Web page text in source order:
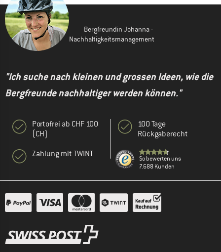
Bergfreundin Johanna -
Nachhaltigkeitsmanagement
"Ich suche nach kleinen und grossen Ideen, wie die
Bergfreunde nachhaltiger werden können."
Portofrei ab CHF 100
(CH)
Zahlung mit TWINT
100 Tage
Rückgaberecht
So bewerten uns
7.688 Kunden